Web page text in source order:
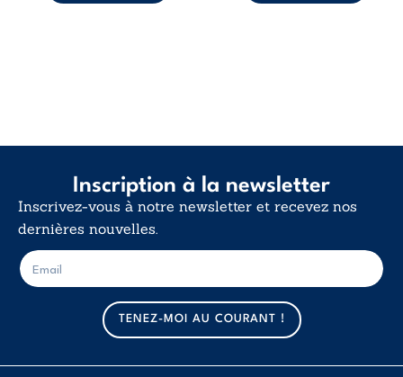
Inscription à la newsletter
Inscrivez-vous à notre newsletter et recevez nos
dernières nouvelles.
m
a
i
l
E
-
m
TENEZ-MOI AU COURANT !